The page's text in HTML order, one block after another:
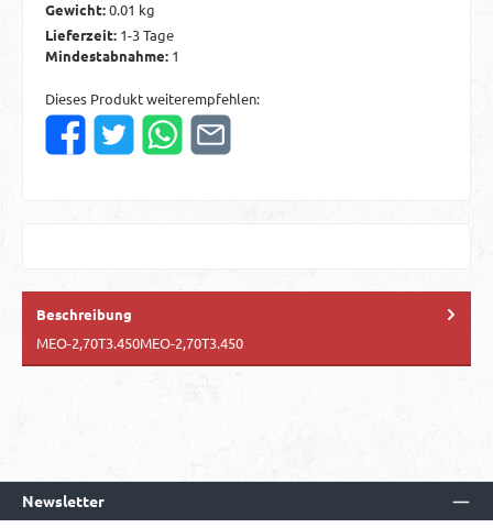
Gewicht:0.01 kg
Lieferzeit: 1-3 Tage
Mindestabnahme: 1
Dieses Produkt weiterempfehlen:
Beschreibung
MEO-2,70T3.450MEO-2,70T3.450
Newsletter